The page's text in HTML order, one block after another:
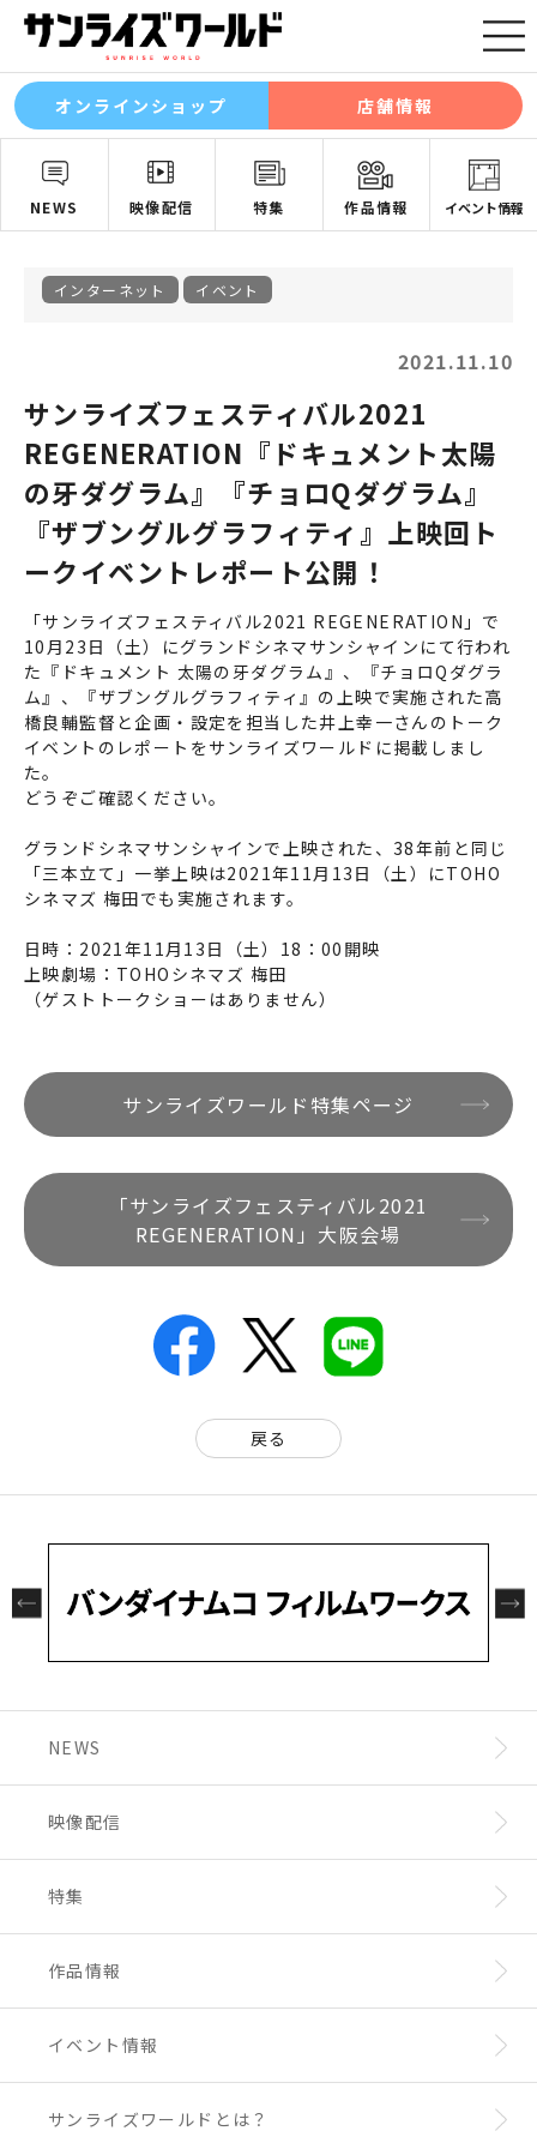
オンラインショップ 店舗情報
NEWS 映像配信 特集 作品情報 イベント情報
インターネット イベント
2021.11.10
サンライズフェスティバル2021
REGENERATION『ドキュメント太陽
の牙ダグラム』『チョロQダグラム』
『ザブングルグラフィティ』上映回ト
ークイベントレポート公開！
「サンライズフェスティバル2021 REGENERATION」で
10月23日（土）にグランドシネマサンシャインにて行われ
た『ドキュメント 太陽の牙ダグラム』、『チョロQダグラ
ム』、『ザブングルグラフィティ』の上映で実施された高
橋良輔監督と企画・設定を担当した井上幸一さんのトーク
イベントのレポートをサンライズワールドに掲載しまし
た。
どうぞご確認ください。
グランドシネマサンシャインで上映された、38年前と同じ
「三本立て」一挙上映は2021年11月13日（土）にTOHO
シネマズ 梅田でも実施されます。
日時：2021年11月13日（土）18：00開映
上映劇場：TOHOシネマズ 梅田
（ゲストトークショーはありません）
サンライズワールド特集ページ
「サンライズフェスティバル2021
REGENERATION」大阪会場
戻る
NEWS
映像配信
特集
作品情報
イベント情報
サンライズワールドとは？